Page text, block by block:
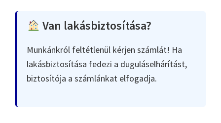
Van lakásbiztosítása?
Munkánkról feltétlenül kérjen számlát! Ha
lakásbiztosítása fedezi a duguláselhárítást,
biztosítója a számlánkat elfogadja.